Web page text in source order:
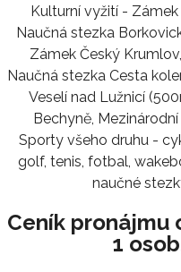
Kulturní vyžití -
Naučná stezka
Zámek Český
Naučná stezka Cesta
Veselí nad Lužnicí
Bechyně,
Sporty všeho druhu -
golf, tenis, fotbal,
naučné
Ceník pronájmu
1